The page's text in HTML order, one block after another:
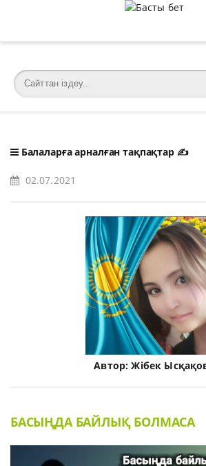
Балаларға арналған тақпақтар✍️
02.07.2021
Автор:Жібек
БАСЫҢДА БАЙЛЫҚ БОЛМАСА